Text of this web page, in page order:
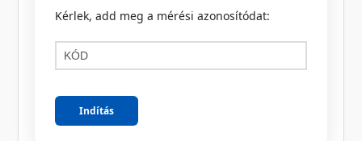
Kérlek, add meg a mérési azonosítódat:
Indítás